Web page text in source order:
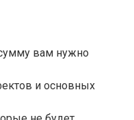
вам нужно
и основных